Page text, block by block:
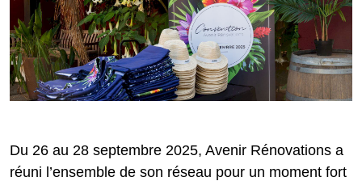
Du 26 au 28 septembre 2025, Avenir Rénovations a
réuni l’ensemble de son réseau pour un moment fort